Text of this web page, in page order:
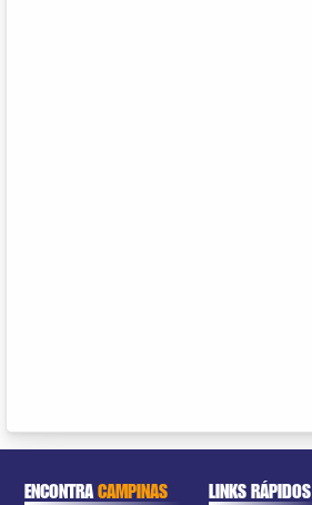
ENCONTRACAMPINAS LINKS RÁPIDOS